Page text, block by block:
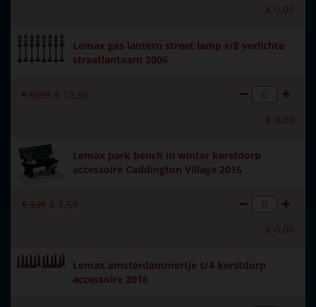
Met muziek Nee
€ 0,00
Lemax gas lantern street lamp s/8 verlichte
straatlantaarn 2006
€13,99 € 12,59
€ 0,00
Lemax park bench in winter kerstdorp
accessoire Caddington Village 2015
€3,99 € 3,59
€ 0,00
Lemax amsterdammertje s/4 kerstdorp
accessoire 2016